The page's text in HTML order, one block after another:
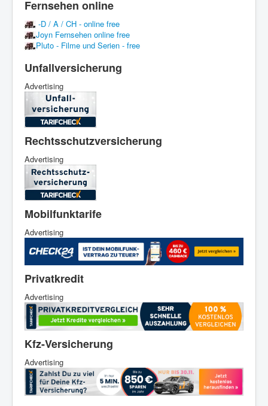
Fernsehen online
-D / A / CH - online free
Joyn Fernsehen online free
Pluto - Filme und Serien - free
Unfallversicherung
Advertising
Rechtsschutzversicherung
Advertising
Mobilfunktarife
Advertising
Privatkredit
Advertising
Kfz-Versicherung
Advertising